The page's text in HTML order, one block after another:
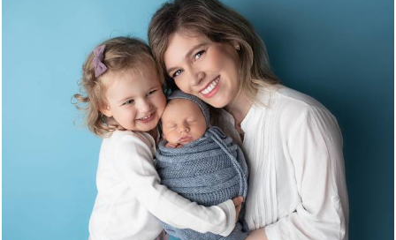
1181 0